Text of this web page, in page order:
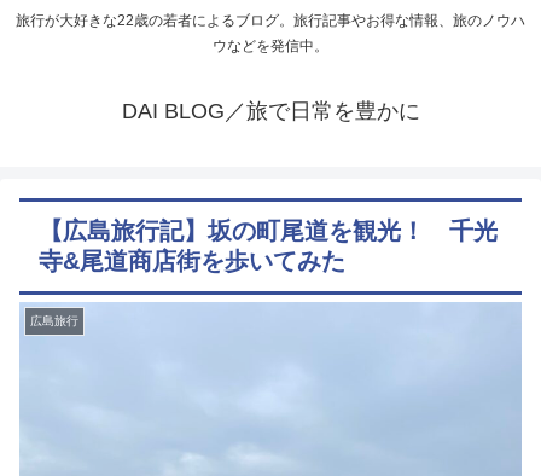
旅行が大好きな22歳の若者によるブログ。旅行記事やお得な情報、旅のノウハ
ウなどを発信中。
DAI BLOG／旅で日常を豊かに
【広島旅行記】坂の町尾道を観光！ 千光
寺&尾道商店街を歩いてみた
広島旅行